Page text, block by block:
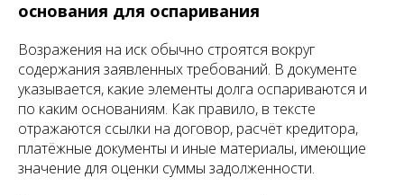
основания для оспаривания
Возражения на иск обычно строятся вокруг
содержания заявленных требований. В документе
указывается, какие элементы долга оспариваются и
по каким основаниям. Как правило, в тексте
отражаются ссылки на договор, расчёт кредитора,
платёжные документы и иные материалы, имеющие
значение для оценки суммы задолженности.